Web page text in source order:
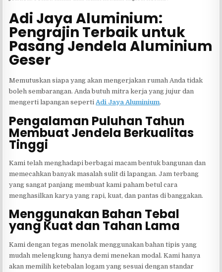
Adi Jaya Aluminium:
Pengrajin Terbaik untuk
Pasang Jendela Aluminium
Geser
Memutuskan siapa yang akan mengerjakan rumah Anda tidak
boleh sembarangan. Anda butuh mitra kerja yang jujur dan
mengerti lapangan sepertiAdi Jaya Aluminium.
Pengalaman Puluhan Tahun
Membuat Jendela Berkualitas
Tinggi
Kami telah menghadapi berbagai macam bentuk bangunan dan
memecahkan banyak masalah sulit di lapangan. Jam terbang
yang sangat panjang membuat kami paham betul cara
menghasilkan karya yang rapi, kuat, dan pantas di banggakan.
Menggunakan Bahan Tebal
yang Kuat dan Tahan Lama
Kami dengan tegas menolak menggunakan bahan tipis yang
mudah melengkung hanya demi menekan modal. Kami hanya
akan memilih ketebalan logam yang sesuai dengan standar